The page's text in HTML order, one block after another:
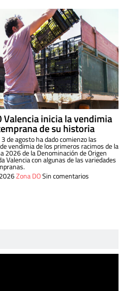
Valencia inicia la vendimia
de su historia
de agosto ha dado comienzo las
vendimia de los primeros racimos de la
2026 de la Denominación de Origen
Valencia con algunas de las variedades
Zona DOSin comentarios